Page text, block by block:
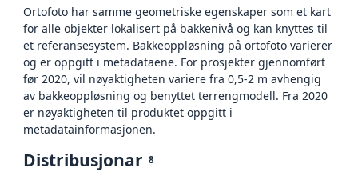
Ortofoto har samme geometriske egenskaper som et kart
for alle objekter lokalisert på bakkenivå og kan knyttes til
et referansesystem. Bakkeoppløsning på ortofoto varierer
og er oppgitt i metadataene. For prosjekter gjennomført
før 2020, vil nøyaktigheten variere fra 0,5-2 m avhengig
av bakkeoppløsning og benyttet terrengmodell. Fra 2020
er nøyaktigheten til produktet oppgitt i
metadatainformasjonen.
Distribusjonar 8